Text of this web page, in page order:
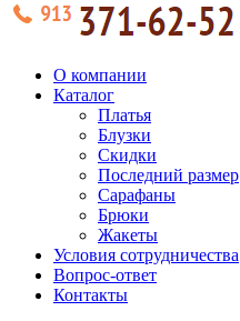
О компании
Каталог
Платья
Блузки
Скидки
Последний размер
Сарафаны
Брюки
Жакеты
Условия сотрудничества
Вопрос-ответ
Контакты